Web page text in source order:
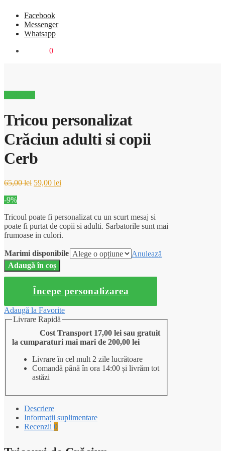
Facebook
Messenger
Whatsapp
0
Tricou personalizat
Crăciun adulti si copii
Cerb
65,00lei 59,00 lei
-9%
Tricoul poate fi personalizat cu un scurt mesaj si
poate fi purtat de copii si adulti. Sarbatorile sunt mai
frumoase in culori.
Marimi disponibile
Anulează
Adaugă în coș
Începe personalizarea
Adaugă la Favorite
Livrare Rapidă
Cost Transport 17,00 lei sau gratuit
la cumparaturi mai mari de 200,00 lei
Livrare în cel mult 2 zile lucrătoare
Comandă până în ora 14:00 și livrăm tot
astăzi
Descriere
Informații suplimentare
Recenzii 0